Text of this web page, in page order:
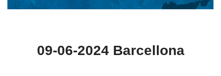
09-06-2024 Barcellona